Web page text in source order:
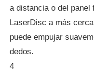
a distancia o del panel
LaserDisc a más
puede empujar
dedos.
4